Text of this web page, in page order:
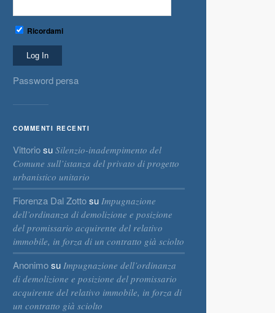
Ricordami
Password persa
COMMENTI RECENTI
Vittoriosu Silenzio-inadempimento del
Comune sull’istanza del privato di progetto
urbanistico unitario
Fiorenza Dal Zottosu Impugnazione
dell’ordinanza di demolizione e posizione
del promissario acquirente del relativo
immobile, in forza di un contratto già sciolto
Anonimosu Impugnazione dell’ordinanza
di demolizione e posizione del promissario
acquirente del relativo immobile, in forza di
un contratto già sciolto